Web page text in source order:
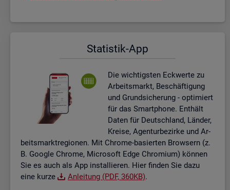
Sta­tis­tik-App
Die wich­tigs­ten Eck­wer­te zu
Ar­beits­markt, Be­schäf­ti­gung
und Grund­si­che­rung - op­ti­miert
für das Smart­pho­ne. Ent­hält
Daten für Deutsch­land, Län­der,
Krei­se, Agen­tur­be­zir­ke und Ar­
beits­markt­re­gio­nen. Mit Chro­me-ba­sier­ten Brow­sern (z.
B. Goog­le Chro­me, Mi­cro­soft Edge Chro­mi­um) kön­nen
Sie es auch als App in­stal­lie­ren. Hier fin­den Sie dazu
eine kurze
An­lei­tung (PDF, 360KB).